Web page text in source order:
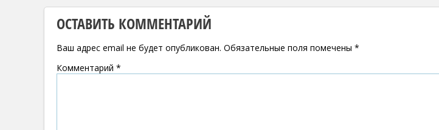
ОСТАВИТЬ КОММЕНТАРИЙ
Ваш адрес email не будет опубликован. Обязательные поля помечены *
Комментарий *